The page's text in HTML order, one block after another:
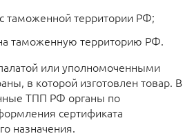
таможенной территории РФ;
таможенную территорию РФ.
или уполномоченными
в которой изготовлен товар. В
ТПП РФ органы по
сертификата
назначения.